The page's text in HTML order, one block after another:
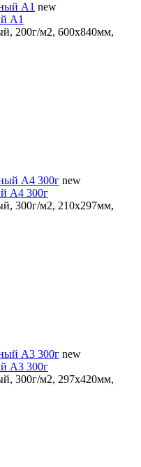
new
А1
200г/м2, 600х840мм,
new
А4 300г
300г/м2, 210х297мм,
new
А3 300г
300г/м2, 297х420мм,